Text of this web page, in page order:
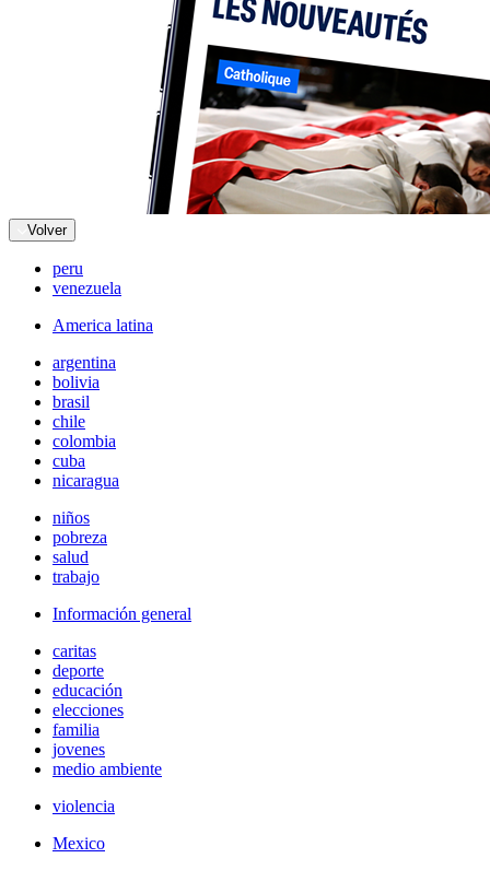
Volver
peru
venezuela
America latina
argentina
bolivia
brasil
chile
colombia
cuba
nicaragua
niños
pobreza
salud
trabajo
Información general
caritas
deporte
educación
elecciones
familia
jovenes
medio ambiente
violencia
Mexico